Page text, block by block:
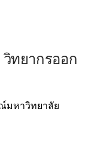
ทยากรออก
มหาวิทยาลัย